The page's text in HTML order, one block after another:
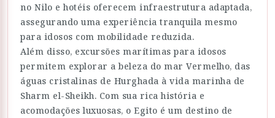
no Nilo e hotéis oferecem infraestrutura adaptada,
assegurando uma experiência tranquila mesmo
para idosos com mobilidade reduzida.
Além disso, excursões marítimas para idosos
permitem explorar a beleza do mar Vermelho, das
águas cristalinas de Hurghada à vida marinha de
Sharm el-Sheikh. Com sua rica história e
acomodações luxuosas, o Egito é um destino de